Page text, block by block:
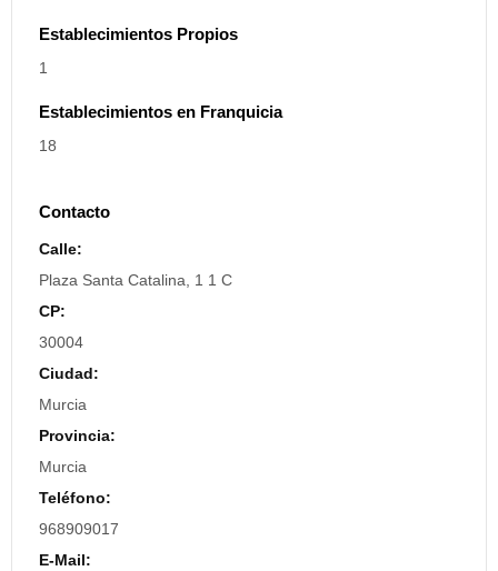
Establecimientos Propios
1
Establecimientos en Franquicia
18
Contacto
Calle:
Plaza Santa Catalina, 1 1 C
CP:
30004
Ciudad:
Murcia
Provincia:
Murcia
Teléfono:
968909017
E-Mail: